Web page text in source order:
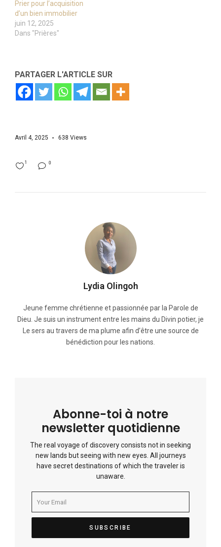
Prier pour l’acquisition
d’un bien immobilier
juin 12, 2025
Dans "Prières"
PARTAGER L'ARTICLE SUR
Avril 4, 2025 638 Views
0
1
Lydia Olingoh
Jeune femme chrétienne et passionnée par la Parole de
Dieu. Je suis un instrument entre les mains du Divin potier, je
Le sers au travers de ma plume afin d’être une source de
bénédiction pour les nations.
Abonne-toi à notre
newsletter quotidienne
The real voyage of discovery consists not in seeking
new lands but seeing with new eyes. All journeys
have secret destinations of which the traveler is
unaware.